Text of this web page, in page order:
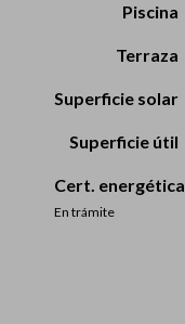
Piscina
Terraza
Superficie solar
Superficie útil
Cert. energética
En trámite